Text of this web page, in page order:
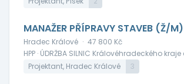
MANAŽER PŘÍPRAVY STAVEB (Ž/M)
Hradec Králové · 47 800 Kč
HPP · ÚDRŽBA SILNIC Královéhradeckého kraje
Projektant, Hradec Králové
3